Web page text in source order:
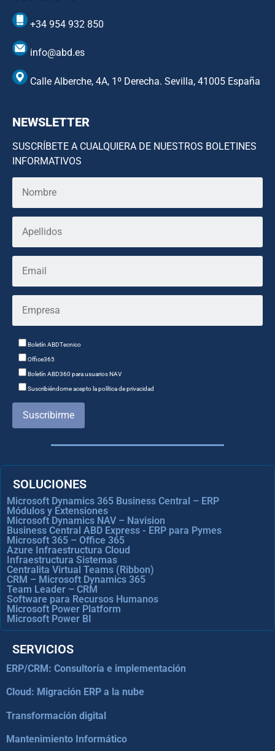
+34 954 932 850
info@abd.es
Calle Alberche, 4A, 1º Derecha. Sevilla, 41005 España
NEWSLETTER
SUSCRÍBETE A CUALQUIERA DE NUESTROS BOLETINES
INFORMATIVOS
Boletín ABDTecnico
Office365
Boletín ABD360 para usuarios NAV
Suscribiéndome acepto la política de privacidad
Suscribirme
SOLUCIONES
Microsoft Dynamics 365 Business Central – ERP
Módulos y Extensiones
Microsoft Dynamics NAV – Navision
Business Central ABD Express - ERP para Pymes
Microsoft 365 – Office 365
Azure Infraestructura Cloud
Infraestructura Sistemas
Centralita Virtual Teams (Ribbon)
CRM – Microsoft Dynamics 365
Team Leader – CRM
Software para Recursos Humanos
Microsoft Power Platform
Microsoft Power BI
SERVICIOS
ERP/CRM: Consultoría e implementación
Cloud: Migración ERP a la nube
Transformación digital
Mantenimiento Informático